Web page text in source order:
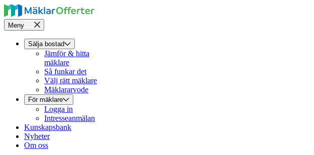
Meny
Sälja bostad
Jämför & hitta
mäklare
Så funkar det
Välj rätt mäklare
Mäklararvode
För mäklare
Logga in
Intresseanmälan
Kunskapsbank
Nyheter
Om oss